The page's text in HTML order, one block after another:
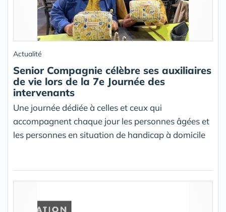
Actualité
Senior Compagnie célèbre ses auxiliaires
de vie lors de la 7e Journée des
intervenants
Une journée dédiée à celles et ceux qui
accompagnent chaque jour les personnes âgées et
les personnes en situation de handicap à domicile